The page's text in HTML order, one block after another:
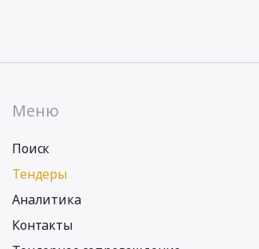
Меню
Поиск
Тендеры
Аналитика
Контакты